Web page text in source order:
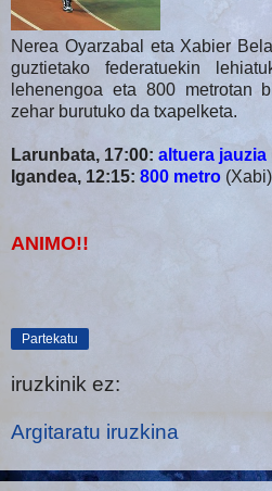
Nerea Oyarzabal eta Xabier
guztietako federatuekin
lehenengoa eta 800 metrotan
zehar burutuko da txapelketa.
Larunbata, 17:00: altuera jauzia
Igandea, 12:15: 800 metro (Xabi)
ANIMO!!
Partekatu
iruzkinik ez:
Argitaratu iruzkina